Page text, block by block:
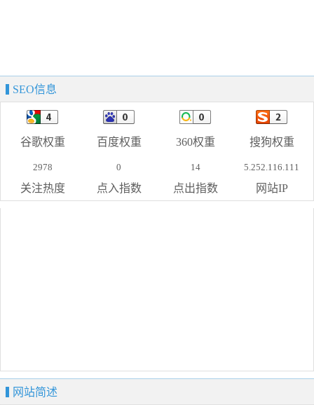
SEO信息
谷歌权重 百度权重 360权重 搜狗权重
2978
关注热度
0
点入指数
14
点出指数
5.252.116.111
网站IP
网站简述